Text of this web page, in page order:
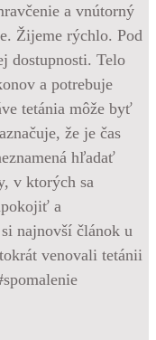
a vnútorný
Žijeme rýchlo. Pod
dostupnosti. Telo
a potrebuje
tetánia môže byť
že je čas
hľadať
v ktorých sa
a
najnovší článok u
venovali tetánii